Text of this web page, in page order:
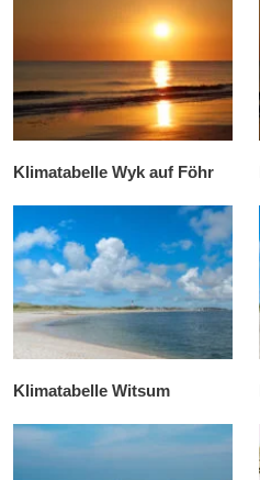
Klimatabelle Wyk auf Föhr
Klimatabelle Witsum